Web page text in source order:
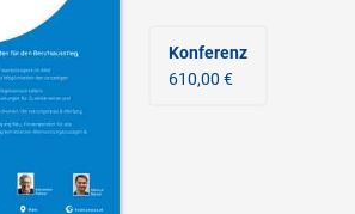
Konferenz
610,00 €